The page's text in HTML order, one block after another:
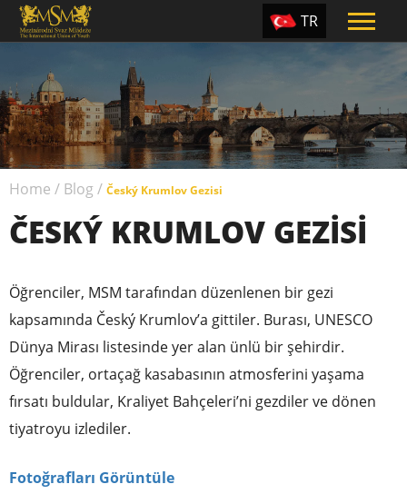
TR
PT
UA
RU
Home / Blog / Český Krumlov Gezisi
ČESKÝ KRUMLOV GEZISI
Öğrenciler, MSM tarafından düzenlenen bir gezi
kapsamında Český Krumlov’a gittiler. Burası, UNESCO
Dünya Mirası listesinde yer alan ünlü bir şehirdir.
Öğrenciler, ortaçağ kasabasının atmosferini yaşama
fırsatı buldular, Kraliyet Bahçeleri’ni gezdiler ve dönen
tiyatroyu izlediler.
Fotoğrafları Görüntüle